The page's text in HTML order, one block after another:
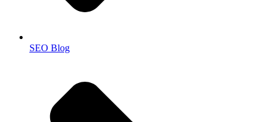
SEO Blog